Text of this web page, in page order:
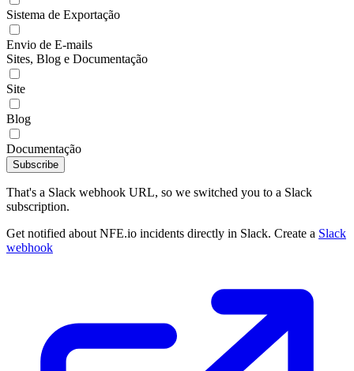
Sistema de Exportação
Envio de E-mails
Sites, Blog e Documentação
Site
Blog
Documentação
Subscribe
That's a Slack webhook URL, so we switched you to a Slack
subscription.
Get notified about NFE.io incidents directly in Slack. Create a Slack
webhook